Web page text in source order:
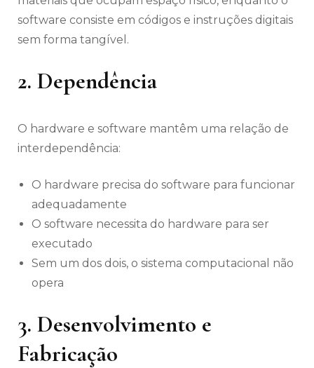
software consiste em códigos e instruções digitais
sem forma tangível.
2. Dependência
O hardware e software mantêm uma relação de
interdependência:
O hardware precisa do software para funcionar
adequadamente
O software necessita do hardware para ser
executado
Sem um dos dois, o sistema computacional não
opera
3. Desenvolvimento e
Fabricação